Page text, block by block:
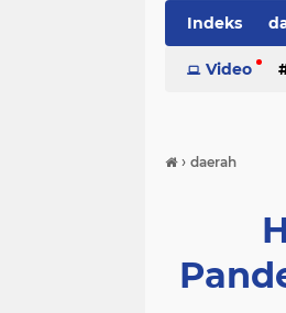
Indeks
Video
› daerah